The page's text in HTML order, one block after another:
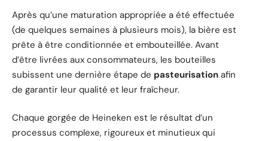
Après qu’une maturation appropriée a été effectuée
(de quelques semaines à plusieurs mois), la bière est
prête à être conditionnée et embouteillée. Avant
d’être livrées aux consommateurs, les bouteilles
subissent une dernière étape de pasteurisation afin
de garantir leur qualité et leur fraîcheur.
Chaque gorgée de Heineken est le résultat d’un
processus complexe, rigoureux et minutieux qui